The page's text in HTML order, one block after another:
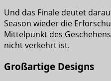
Und das Finale deutet
Season wieder die
Mittelpunkt des
nicht verkehrt ist.
Großartige Designs